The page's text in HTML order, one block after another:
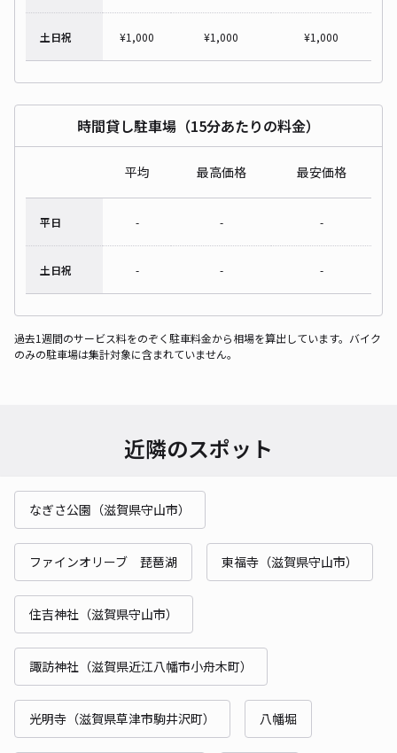
土日祝 ¥1,000 ¥1,000 ¥1,000
時間貸し駐車場（15分あたりの料金）
平均 最高価格 最安価格
平日 - - -
土日祝 - - -
過去1週間のサービス料をのぞく駐車料金から相場を算出しています。バイク
のみの駐車場は集計対象に含まれていません。
近隣のスポット
なぎさ公園（滋賀県守山市）
ファインオリーブ 琵琶湖 東福寺（滋賀県守山市）
住吉神社（滋賀県守山市）
諏訪神社（滋賀県近江八幡市小舟木町）
光明寺（滋賀県草津市駒井沢町） 八幡堀